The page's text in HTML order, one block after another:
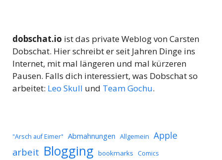
dobschat.io ist das private Weblog von Carsten
Dobschat. Hier schreibt er seit Jahren Dinge ins
Internet, mit mal längeren und mal kürzeren
Pausen. Falls dich interessiert, was Dobschat so
arbeitet: Leo Skull und Team Gochu.
"Arsch auf Eimer" Abmahnungen Allgemein Apple
arbeit Blogging bookmarks Comics